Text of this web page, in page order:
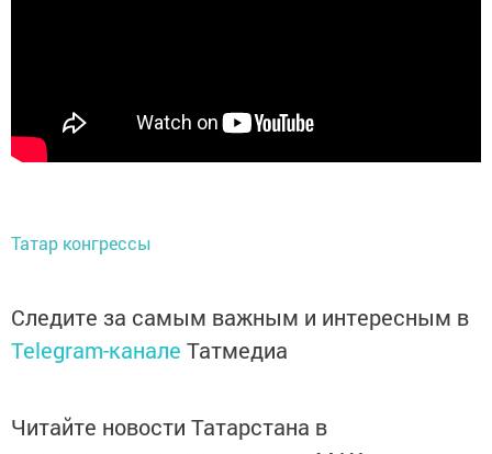
Татар конгрессы
Следите за самым важным и интересным в
Telegram-канале Татмедиа
Читайте новости Татарстана в